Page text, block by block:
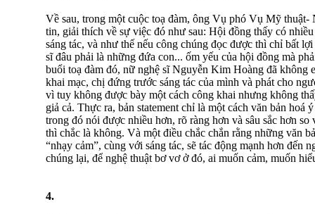
Về sau, trong một cuộc toạ đàm, ông Vụ phó Vụ Mỹ
tin, giải thích về sự việc đó như sau: Hội đồng thấy có
sáng tác, và như thế nếu công chúng đọc được thì chỉ bất
sĩ đâu phải là những đứa con... ốm yếu của hội đồng mà
buổi toạ đàm đó, nữ nghệ sĩ Nguyễn Kim Hoàng đã không
khai mạc, chị đứng trước sáng tác của mình và phát cho
vì tuy không được bày một cách công khai nhưng không
giả cả. Thực ra, bản statement chỉ là một cách văn bản hoá
trong đó nói được nhiều hơn, rõ ràng hơn và sâu sắc hơn
thì chắc là không. Và một điều chắc chắn rằng những văn
“nhạy cảm”, cùng với sáng tác, sẽ tác động mạnh hơn đến
chúng lại, để nghệ thuật bơ vơ ở đó, ai muốn cảm, muốn
4.